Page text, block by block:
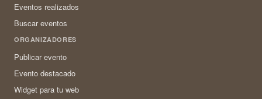
Eventos realizados
Buscar eventos
ORGANIZADORES
Publicar evento
Evento destacado
Widget para tu web